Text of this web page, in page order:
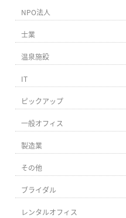
NPO法人
士業
温泉施設
IT
ピックアップ
一般オフィス
製造業
その他
ブライダル
レンタルオフィス